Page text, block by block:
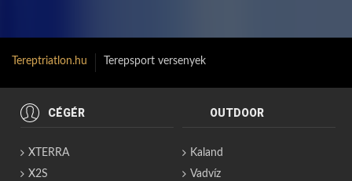
Tereptriatlon.hu Terepsport versenyek
CÉGÉR
XTERRA
X2S
OUTDOOR
Kaland
Vadvíz